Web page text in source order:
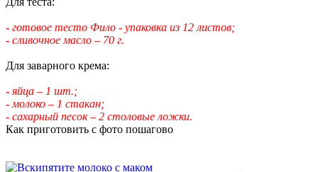
- готовое тесто Фило - упаковка из 12 листов;
- сливочное масло – 70 г.
Для заварного крема:
- яйца – 1 шт.;
- молоко – 1 стакан;
- сахарный песок – 2 столовые ложки.
Как приготовить с фото пошагово